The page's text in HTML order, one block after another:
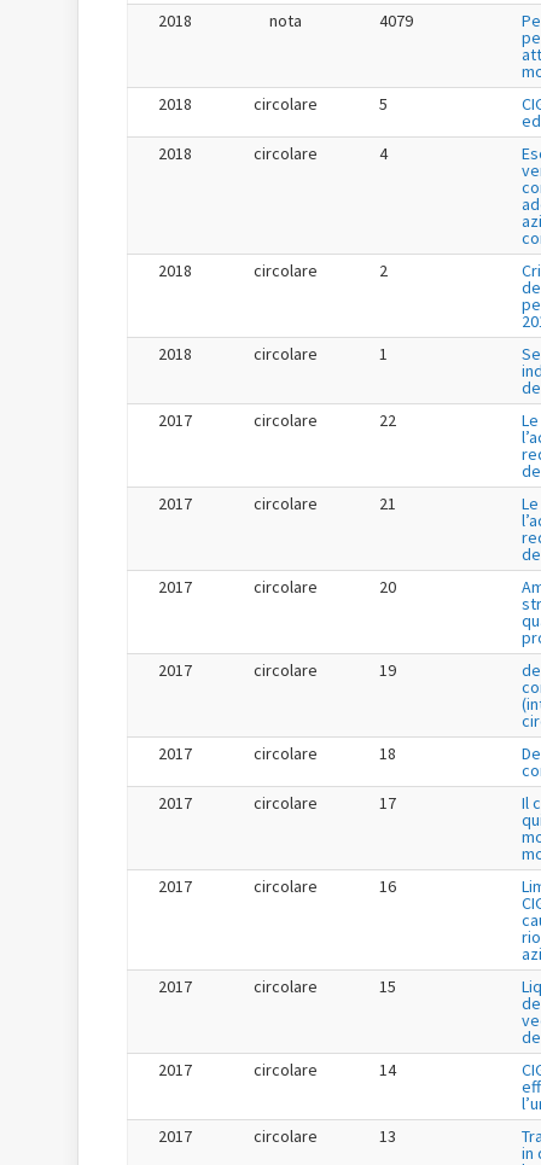
2018
nota 4079
2018
circolare 5
2018
circolare 4
2018
circolare 2
2018
circolare 1
2017
circolare 22
2017
circolare 21
2017
circolare 20
2017
circolare 19
2017
circolare 18
2017
circolare 17 Il
2017
circolare 16
2017
circolare 15
2017
circolare 14
2017
circolare 13
in